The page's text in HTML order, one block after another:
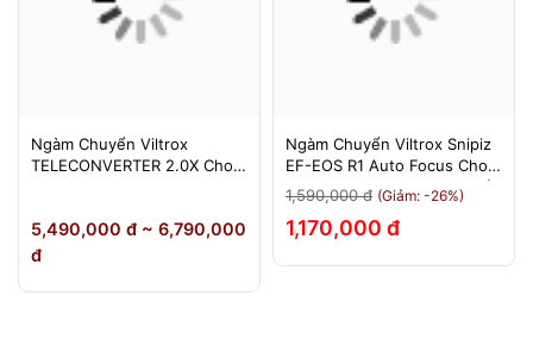
Ngàm Chuyển Viltrox
TELECONVERTER 2.0X Cho
Tháng
5,490,000 đ ~ 6,790,000
đ
Ngàm Chuyển Viltrox Snipiz
EF-EOS R1 Auto Focus Cho
Canon EOS R/RP/R5/R6 - Bảo
Hành 12 Tháng 1 Đổi 1
1,590,000 đ (Giảm: -26%)
1,170,000 đ